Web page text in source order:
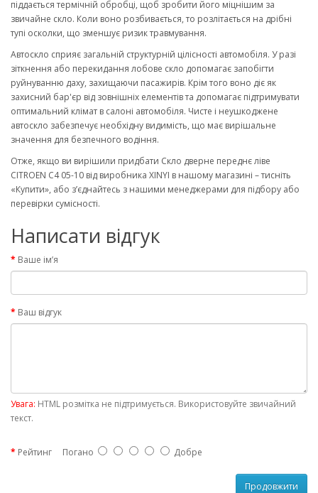
піддається термічній обробці, щоб зробити його міцнішим за
звичайне скло. Коли воно розбивається, то розлітається на дрібні
тупі осколки, що зменшує ризик травмування.
Автоскло сприяє загальній структурній цілісності автомобіля. У разі
зіткнення або перекидання лобове скло допомагає запобігти
руйнуванню даху, захищаючи пасажирів. Крім того воно діє як
захисний бар'єр від зовнішніх елементів та допомагає підтримувати
оптимальний клімат в салоні автомобіля. Чисте і неушкоджене
автоскло забезпечує необхідну видимість, що має вирішальне
значення для безпечного водіння.
Отже, якщо ви вирішили придбати Скло дверне переднє ліве
CITROEN C4 05-10 від виробника XINYI в нашому магазині – тисніть
«Купити», або з’єднайтесь з нашими менеджерами для підбору або
перевірки сумісності.
Написати відгук
Ваше ім’я
Ваш відгук
Увага: HTML розмітка не підтримується. Використовуйте звичайний
текст.
Рейтинг Погано Добре
Продовжити